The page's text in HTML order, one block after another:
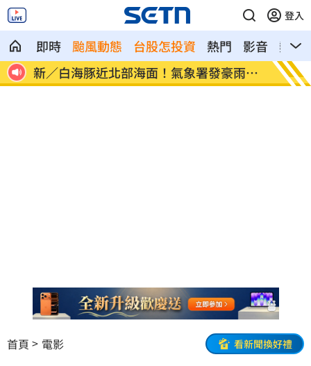
登入
即時 颱風動態 台股怎投資 熱門 影音
熱搜
台
新／白海豚近北部海面！氣象署發豪雨特
報
南電
首頁 電影 看新聞換好禮